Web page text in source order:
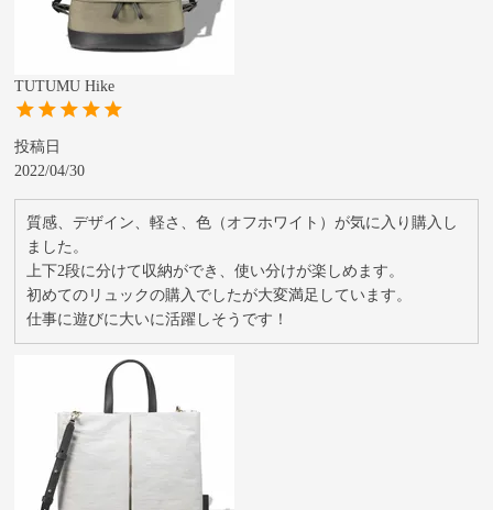
TUTUMU Hike
投稿日
2022/04/30
質感、デザイン、軽さ、色（オフホワイト）が気に入り購入し
ました。
上下2段に分けて収納ができ、使い分けが楽しめます。
初めてのリュックの購入でしたが大変満足しています。
仕事に遊びに大いに活躍しそうです！